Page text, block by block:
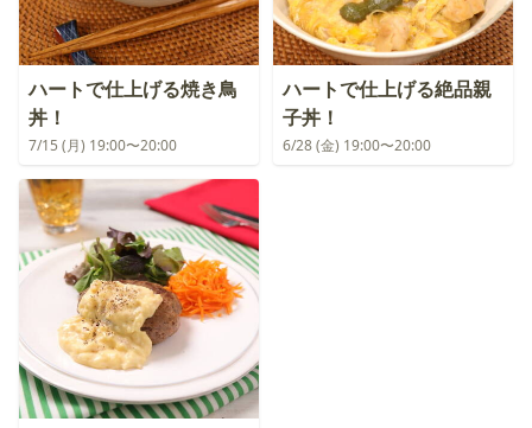
ハートで仕上げる焼き鳥
丼！
7/15 (月) 19:00〜20:00
ハートで仕上げる絶品親
子丼！
6/28 (金) 19:00〜20:00